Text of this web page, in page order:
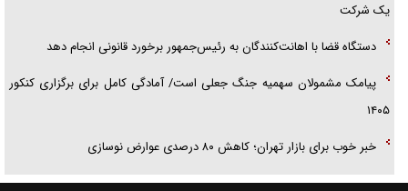
یک شرکت
دستگاه قضا با اهانت‌کنندگان به رئیس‌جمهور برخورد قانونی انجام دهد
پیامک مشمولان سهمیه جنگ جعلی است/ آمادگی کامل برای برگزاری کنکور
۱۴۰۵
خبر خوب برای بازار تهران؛ کاهش ۸۰ درصدی عوارض نوسازی